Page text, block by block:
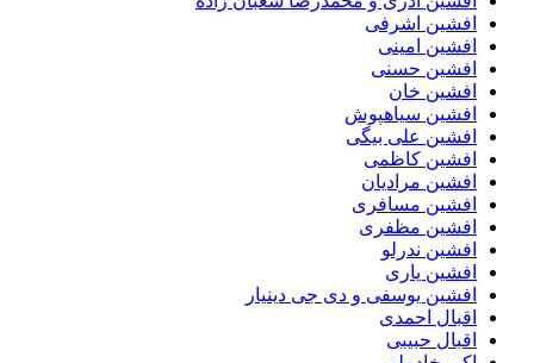
افشین اشرفی
افشین امینی
افشین حسنی
افشین خان
افشین سیاهپوش
افشین علی بیگی
افشین کاظمی
افشین مرادیان
افشین مسافری
افشین مظفری
افشین ندرلو
افشین یاری
افشین یوسفی و دی جی دینیار
اقبال احمدی
اقبال حبیبی